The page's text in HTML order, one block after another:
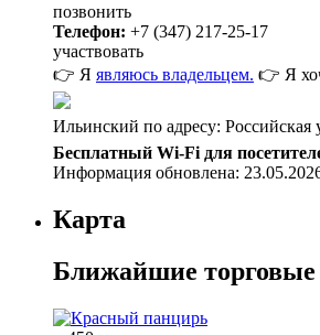
позвонить
Телефон: +7 (347) 217-25-17
участвовать
👉 Я являюсь владельцем. 👉 Я
Ильинский по адресу:
Бесплатный Wi-Fi для
Информация обновлена:
Карта
Ближайшие